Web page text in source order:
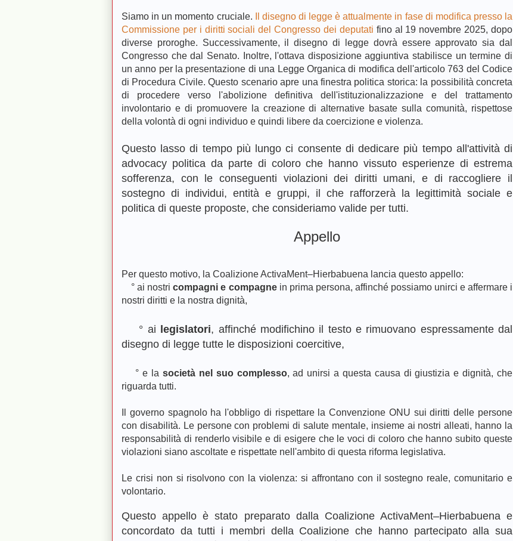
Siamo in un momento cruciale.
Il disegno di legge è attualmente in fase di modifica presso la
Commissione per i diritti sociali del Congresso dei deputati fino al 19 novembre 2025, dopo
diverse proroghe. Successivamente, il disegno di legge dovrà essere approvato sia dal
Congresso che dal Senato. Inoltre, l'ottava disposizione aggiuntiva stabilisce un termine di
un anno per la presentazione di una Legge Organica di modifica dell'articolo 763 del Codice
di Procedura Civile. Questo scenario apre una finestra politica storica: la possibilità concreta
di procedere verso l'abolizione definitiva dell'istituzionalizzazione e del trattamento
involontario e di promuovere la creazione di alternative basate sulla comunità, rispettose
della volontà di ogni individuo e quindi libere da coercizione e violenza.
Questo lasso di tempo più lungo ci consente di dedicare più tempo all'attività di
advocacy politica da parte di coloro che hanno vissuto esperienze di estrema
sofferenza, con le conseguenti violazioni dei diritti umani, e di raccogliere il
sostegno di individui, entità e gruppi, il che rafforzerà la legittimità sociale e
politica di queste proposte, che consideriamo valide per tutti.
Appello
Per questo motivo, la Coalizione ActivaMent–Hierbabuena lancia questo appello:
° ai nostri compagni e compagnein prima persona, affinché possiamo unirci e affermare i
nostri diritti e la nostra dignità,
° ai legislatori, affinché modifichino il testo e rimuovano espressamente dal
disegno di legge tutte le disposizioni coercitive,
°e la società nel suo complesso, ad unirsi a questa causa di giustizia e dignità, che
riguarda tutti.
Il governo spagnolo ha l'obbligo di rispettare la Convenzione ONU sui diritti delle persone
con disabilità. Le persone con problemi di salute mentale, insieme ai nostri alleati, hanno la
responsabilità di renderlo visibile e di esigere che le voci di coloro che hanno subito queste
violazioni siano ascoltate e rispettate nell'ambito di questa riforma legislativa.
Le crisi non si risolvono con la violenza: si affrontano con il sostegno reale, comunitario e
volontario.
Questo appello è stato preparato dalla Coalizione ActivaMent–Hierbabuena e
concordato da tutti i membri della Coalizione che hanno partecipato alla sua